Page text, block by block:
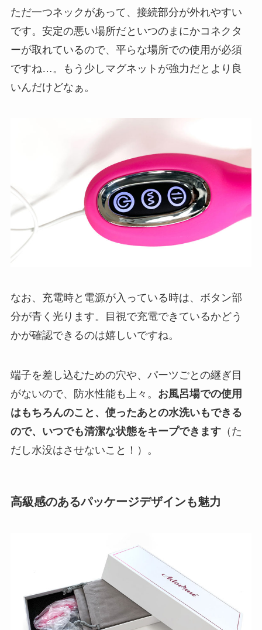
ただ一つネックがあって、接続部分が外れやすい
です。安定の悪い場所だといつのまにかコネクタ
ーが取れているので、平らな場所での使用が必須
ですね…。もう少しマグネットが強力だとより良
いんだけどなぁ。
なお、充電時と電源が入っている時は、ボタン部
分が青く光ります。目視で充電できているかどう
かが確認できるのは嬉しいですね。
端子を差し込むための穴や、パーツごとの継ぎ目
がないので、防水性能も上々。 お風呂場での使用
はもちろんのこと、使ったあとの水洗いもできる
ので、いつでも清潔な状態をキープできます（た
だし水没はさせないこと！）。
高級感のあるパッケージデザインも魅力